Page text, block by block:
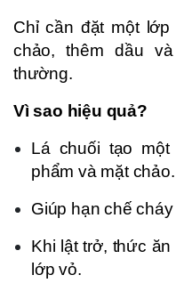
Chỉ cần đặt một
chảo, thêm dầu
thường.
Vì sao hiệu quả?
Lá chuối tạo
phẩm và mặt chảo.
Giúp hạn chế
Khi lật trở, thức
lớp vỏ.